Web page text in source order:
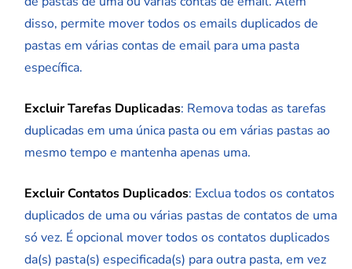
disso, permite mover todos os emails duplicados de
pastas em várias contas de email para uma pasta
específica.
Excluir Tarefas Duplicadas: Remova todas as tarefas
duplicadas em uma única pasta ou em várias pastas ao
mesmo tempo e mantenha apenas uma.
Excluir Contatos Duplicados: Exclua todos os contatos
duplicados de uma ou várias pastas de contatos de uma
só vez. É opcional mover todos os contatos duplicados
da(s) pasta(s) especificada(s) para outra pasta, em vez